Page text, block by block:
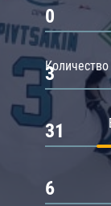
0
3
31
6